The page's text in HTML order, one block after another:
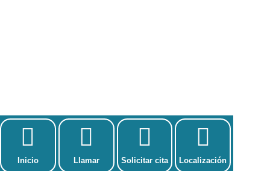
Inicio Llamar Solicitar cita Localización